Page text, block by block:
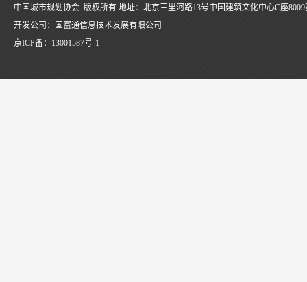
中国城市规划协会 版权所有 地址：北京三里河路13号中国建筑文化中心C座8009
开发公司：国富通信息技术发展有限公司
京ICP备： 13001587号-1